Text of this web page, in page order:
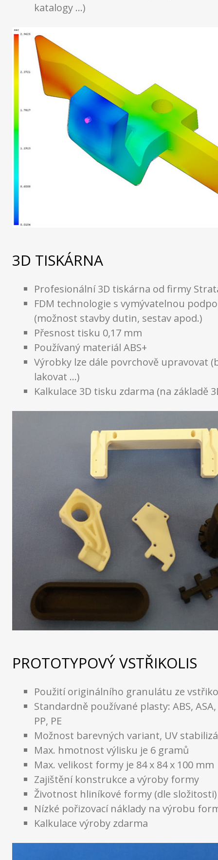
katalogy …)
3D TISKÁRNA
Profesionální 3D tiskárna od firmy
FDM technologie s vymývatelnou
(možnost stavby dutin, sestav apod.)
Přesnost tisku 0,17 mm
Používaný materiál ABS+
Výrobky lze dále povrchově upravovat
lakovat …)
Kalkulace 3D tisku zdarma (na základě
PROTOTYPOVÝ VSTŘIKOLIS
Použití originálního granulátu ze
Standardně používané plasty: ABS, ASA,
PP, PE
Možnost barevných variant, UV
Max. hmotnost výlisku je 6 gramů
Max. velikost formy je 84 x 84 x 100 mm
Zajištění konstrukce a výroby formy
Životnost hliníkové formy (dle složitosti)
Nízké pořizovací náklady na výrobu
Kalkulace výroby zdarma